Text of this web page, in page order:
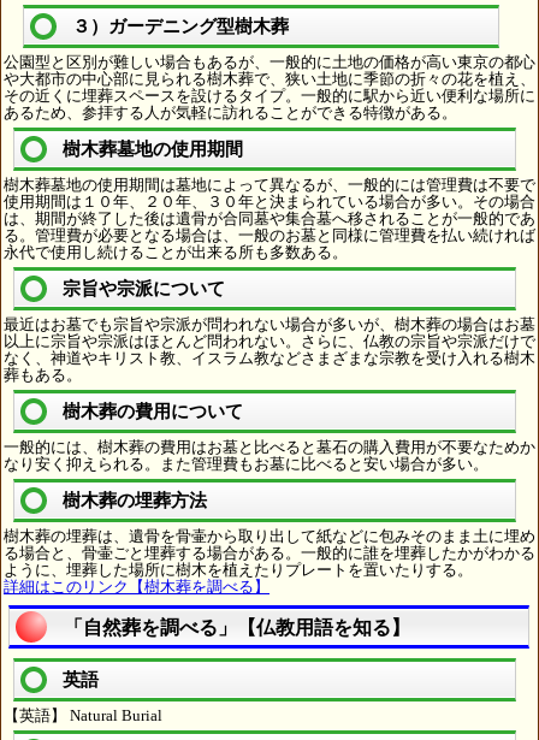
３）ガーデニング型樹木葬
公園型と区別が難しい場合もあるが、一般的に土地の価格が高い東京の都心
や大都市の中心部に見られる樹木葬で、狭い土地に季節の折々の花を植え、
その近くに埋葬スペースを設けるタイプ。一般的に駅から近い便利な場所に
あるため、参拝する人が気軽に訪れることができる特徴がある。
樹木葬墓地の使用期間
樹木葬墓地の使用期間は墓地によって異なるが、一般的には管理費は不要で
使用期間は１０年、２０年、３０年と決まられている場合が多い。その場合
は、期間が終了した後は遺骨が合同墓や集合墓へ移されることが一般的であ
る。管理費が必要となる場合は、一般のお墓と同様に管理費を払い続ければ
永代で使用し続けることが出来る所も多数ある。
宗旨や宗派について
最近はお墓でも宗旨や宗派が問われない場合が多いが、樹木葬の場合はお墓
以上に宗旨や宗派はほとんど問われない。さらに、仏教の宗旨や宗派だけで
なく、神道やキリスト教、イスラム教などさまざまな宗教を受け入れる樹木
葬もある。
樹木葬の費用について
一般的には、樹木葬の費用はお墓と比べると墓石の購入費用が不要なためか
なり安く抑えられる。また管理費もお墓に比べると安い場合が多い。
樹木葬の埋葬方法
樹木葬の埋葬は、遺骨を骨壷から取り出して紙などに包みそのまま土に埋め
る場合と、骨壷ごと埋葬する場合がある。一般的に誰を埋葬したかがわかる
ように、埋葬した場所に樹木を植えたりプレートを置いたりする。
詳細はこのリンク【樹木葬を調べる】
「自然葬を調べる」【仏教用語を知る】
英語
【英語】 Natural Burial